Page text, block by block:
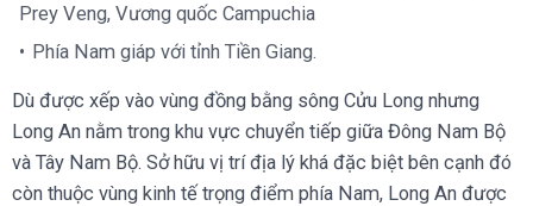
Prey Veng, Vương quốc Campuchia
Phía Nam giáp với tỉnh Tiền Giang.
Dù được xếp vào vùng đồng bằng sông Cửu Long nhưng
Long An nằm trong khu vực chuyển tiếp giữa Đông Nam Bộ
và Tây Nam Bộ. Sở hữu vị trí địa lý khá đặc biệt bên cạnh đó
còn thuộc vùng kinh tế trọng điểm phía Nam, Long An được